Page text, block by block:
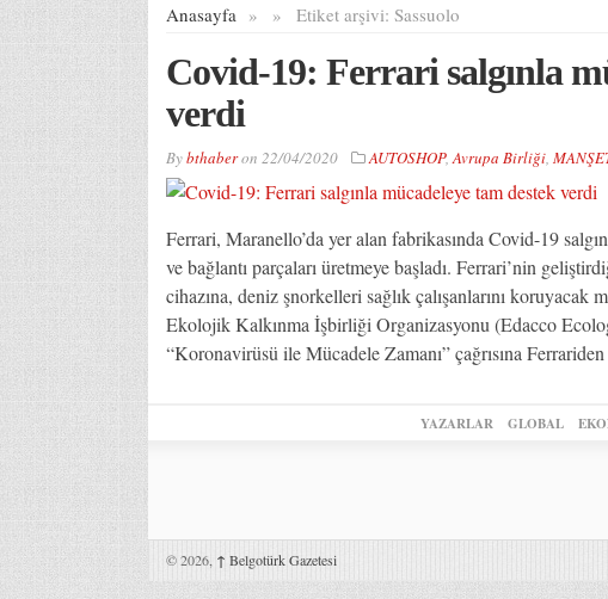
Anasayfa » Etiket arşivi:
» Sassuolo
Covid-19: Ferrari salgınla
verdi
Bybthaberon 22/04/2020 AUTOSHOP,Avrupa Birliği,
Ferrari, Maranello’da yer alan fabrikasında Covid-19
ve bağlantı parçaları üretmeye başladı. Ferrari’nin
cihazına, deniz şnorkelleri sağlık çalışanlarını
Ekolojik Kalkınma İşbirliği Organizasyonu (Edacco
“Koronavirüsü ile Mücadele Zamanı” çağrısına
YAZARLAR GLOBAL
© 2026, ↑ Belgotürk Gazetesi